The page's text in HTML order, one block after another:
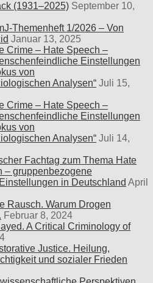
(1931–2025) September 10,
Themenheft 1/2026 – Von
Januar 13, 2025
Crime – Hate Speech –
Einstellungen
von
Analysen“ Juli 15,
Crime – Hate Speech –
Einstellungen
von
Analysen“ Juli 14,
Fachtag zum Thema Hate
– gruppenbezogene
in Deutschland April
Rausch. Warum Drogen
Februar 8, 2024
A Critical Criminology of
Justice. Heilung,
und sozialer Frieden